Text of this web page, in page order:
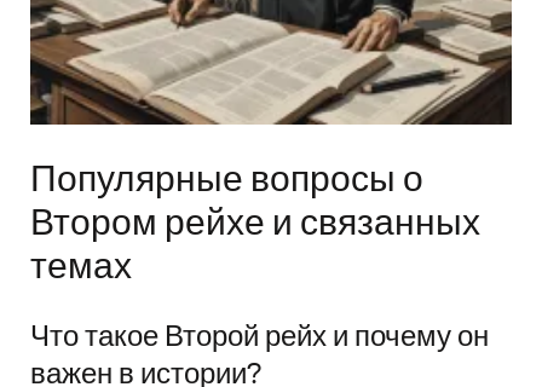
Популярные вопросы о
Втором рейхе и связанных
темах
Что такое Второй рейх и почему он
важен в истории?